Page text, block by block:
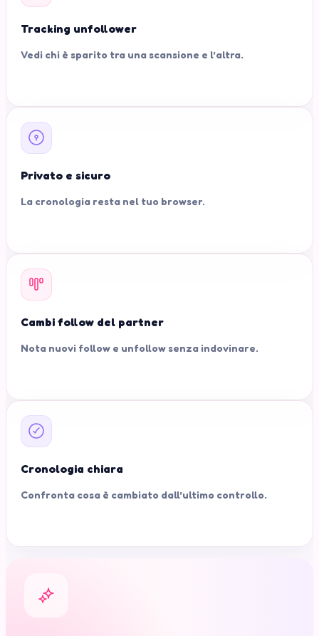
Tracking unfollower
Vedi chi è sparito tra una scansione e l’altra.
Privato e sicuro
La cronologia resta nel tuo browser.
Cambi follow del partner
Nota nuovi follow e unfollow senza indovinare.
Cronologia chiara
Confronta cosa è cambiato dall’ultimo controllo.